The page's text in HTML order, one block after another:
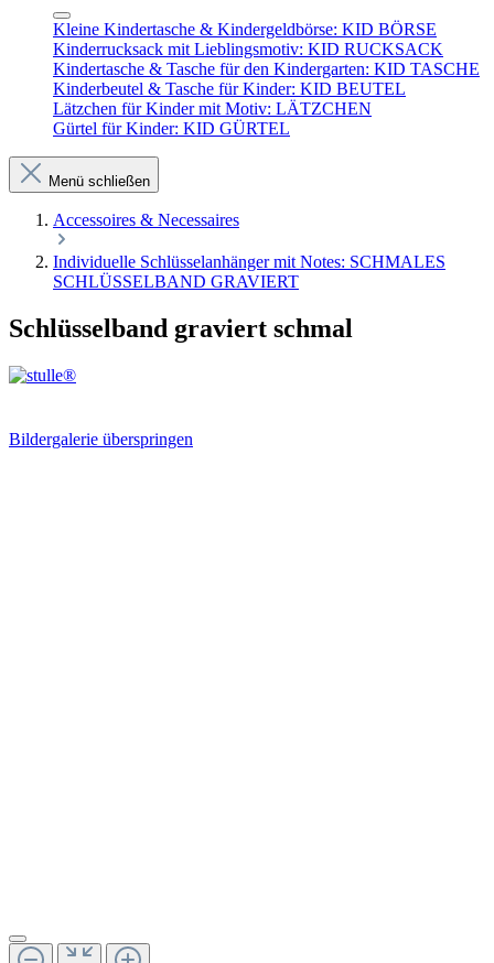
Kleine Kindertasche & Kindergeldbörse: KID BÖRSE
Kinderrucksack mit Lieblingsmotiv: KID RUCKSACK
Kindertasche & Tasche für den Kindergarten: KID TASCHE
Kinderbeutel & Tasche für Kinder: KID BEUTEL
Lätzchen für Kinder mit Motiv: LÄTZCHEN
Gürtel für Kinder: KID GÜRTEL
Menü schließen
Accessoires & Necessaires
Individuelle Schlüsselanhänger mit Notes: SCHMALES
SCHLÜSSELBAND GRAVIERT
Schlüsselband graviert schmal
Bildergalerie überspringen